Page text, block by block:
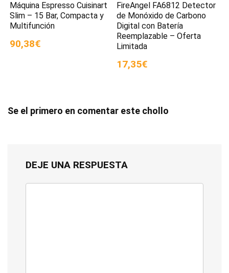
Máquina Espresso Cuisinart
Slim – 15 Bar, Compacta y
Multifunción
90,38€
FireAngel FA6812 Detector
de Monóxido de Carbono
Digital con Batería
Reemplazable – Oferta
Limitada
17,35€
Se el primero en comentar este chollo
DEJE UNA RESPUESTA